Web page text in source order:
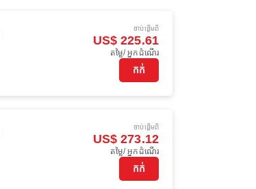
ចាប់ផ្ដើមពី
US$ 225.61
តម្លៃ/ អ្នកដំណើរ
កក់
ចាប់ផ្ដើមពី
US$ 273.12
តម្លៃ/ អ្នកដំណើរ
កក់